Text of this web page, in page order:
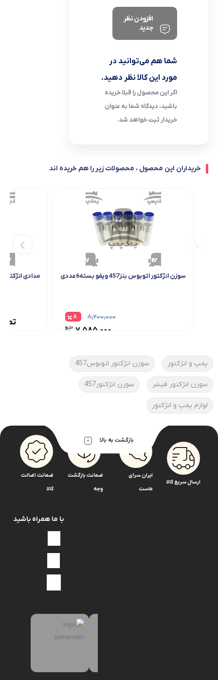
افزودن نظر
جدید
شما هم می‌توانید در
مورد این کالا نظر دهید.
اگر این محصول را قبلا خریده
باشید، دیدگاه شما به عنوان
خریدار ثبت خواهد شد.
خریداران این محصول ، محصولات زیر را هم خریده اند
سوزن انژکتور اتوبوس بنز457 ویفو بسته6عددی
۸,۲۰۰,۰۰۰
۷,۵۸۵,۰۰۰
۸
مدادی انژکتور اتوبوس
تماس
پمپ و انژکتور سوزن انژکتور اتوبوس457
سوزن انژکتور فیشر سوزن انژکتور457
لوازم پمپ و انژکتور
بازگشت به بالا
ارسال سریع کالا
ایران سرای
ماست
ضمانت بازگشت
وجه
ضمانت اضالت
کالا
با ما همراه باشید